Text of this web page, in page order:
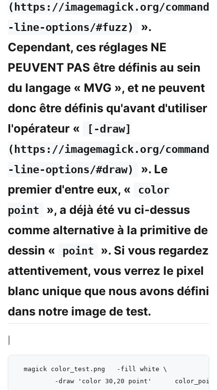
(https://imagemagick.org/command
-line-options/#fuzz)
».
Cependant, ces réglages NE
PEUVENT PAS être définis au sein
du langage « MVG », et ne peuvent
donc être définis qu'avant d'utiliser
l'opérateur «
[-draw]
(https://imagemagick.org/command
-line-options/#draw)
». Le
premier d'entre eux, «
color
point
», a déjà été vu ci-dessus
comme alternative à la primitive de
dessin «
point
». Si vous regardez
attentivement, vous verrez le pixel
blanc unique que nous avons défini
dans notre image de test.
  magick color_test.png   -fill white \